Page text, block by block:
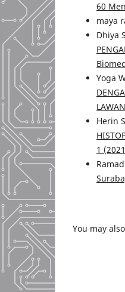
60
maya
Dhiya
Yoga
Herin
1
You may also